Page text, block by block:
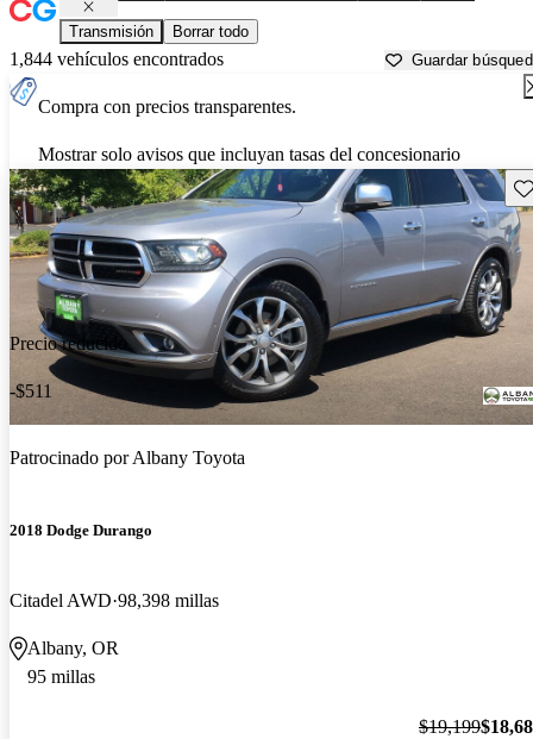
Transmisión Borrar todo
1,844 vehículos encontrados Guardar
Compra con precios transparentes.
Mostrar solo avisos que incluyan tasas del concesionario
Precio reducido
-$511
Patrocinado porAlbany Toyota
2018 Dodge Durango
Citadel AWD 98,398 millas
Albany, OR
95 millas
$19,199